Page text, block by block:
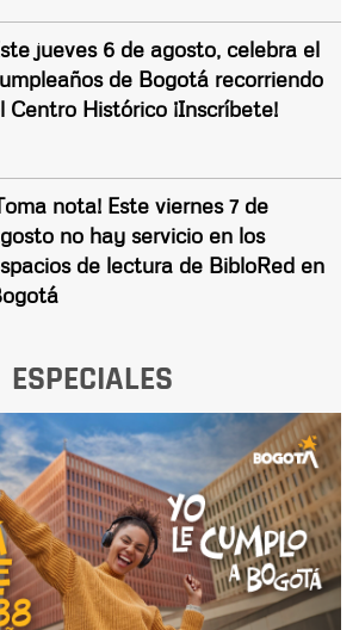
jueves 6 de agosto, celebra el
de Bogotá recorriendo
Centro Histórico ¡Inscríbete!
nota! Este viernes 7 de
no hay servicio en los
de lectura de BibloRed en
ESPECIALES